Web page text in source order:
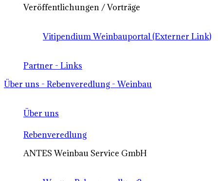
Veröffentlichungen / Vorträge
Vitipendium Weinbauportal (Externer Link)
Partner - Links
Über uns - Rebenveredlung - Weinbau
Über uns
Rebenveredlung
ANTES Weinbau Service GmbH